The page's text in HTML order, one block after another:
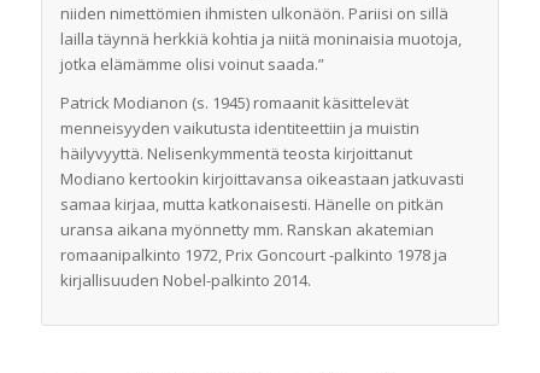
niiden nimettömien ihmisten ulkonäön. Pariisi on sillä
lailla täynnä herkkiä kohtia ja niitä moninaisia muotoja,
jotka elämämme olisi voinut saada.”
Patrick Modianon (s. 1945) romaanit käsittelevät
menneisyyden vaikutusta identiteettiin ja muistin
häilyvyyttä. Nelisenkymmentä teosta kirjoittanut
Modiano kertookin kirjoittavansa oikeastaan jatkuvasti
samaa kirjaa, mutta katkonaisesti. Hänelle on pitkän
uransa aikana myönnetty mm. Ranskan akatemian
romaanipalkinto 1972, Prix Goncourt -palkinto 1978 ja
kirjallisuuden Nobel-palkinto 2014.